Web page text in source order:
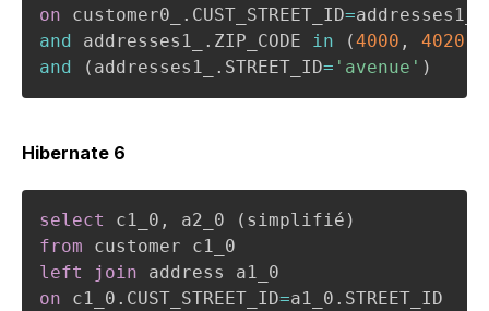
on customer0_ . CUST_STREET_ID=addresses1_
and
addresses1_ . ZIP_CODE in (4000 , 4020
and
( addresses1_ . STREET_ID= 'avenue' )
Hibernate 6
select c1_0 , a2_0 ( simplifié )
from
left
join
on c1_0 . CUST_STREET_ID=a1_0 .